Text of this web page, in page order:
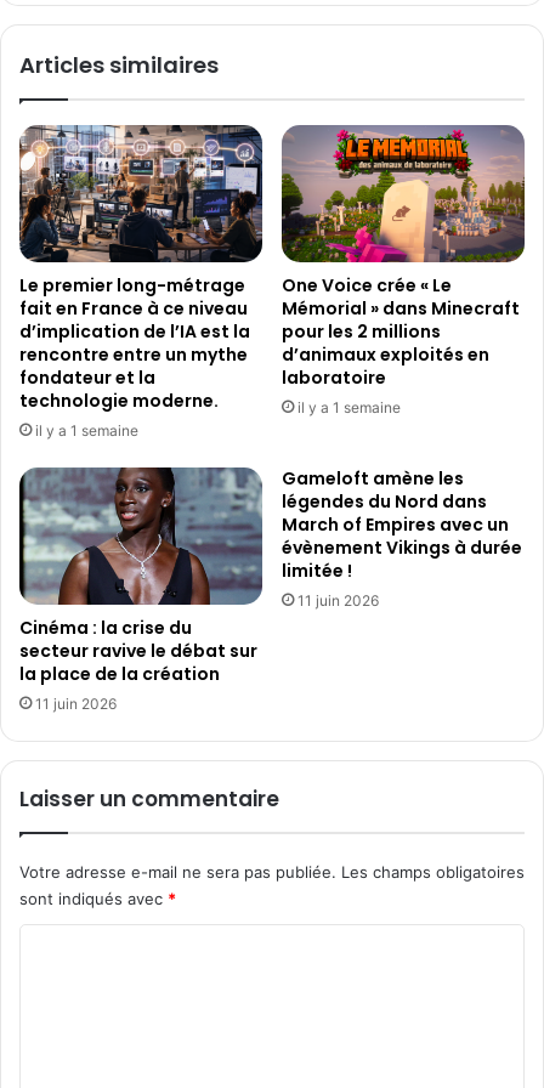
i
m
l
i
t
i
q
e
d
e
C
a
r
a
s
s
o
n
e
8
e
é
i
o
u
m
u
t
a
t
o
n
s
i
l
e
c
e
u
s
e
v
e
r
s
o
d
l
e
d
Articles similaires
Le premier long-métrage
fait en France à ce niveau
d’implication de l’IA est la
rencontre entre un mythe
fondateur et la
technologie moderne.
il y a 1 semaine
One Voice crée « Le
Mémorial » dans Minecraft
pour les 2 millions
d’animaux exploités en
laboratoire
il y a 1 semaine
Cinéma : la crise du
secteur ravive le débat sur
la place de la création
11 juin 2026
Gameloft amène les
légendes du Nord dans
March of Empires avec un
évènement Vikings à durée
limitée !
11 juin 2026
Laisser un commentaire
Votre adresse e-mail ne sera pas publiée. Les champs obligatoires
sont indiqués avec *